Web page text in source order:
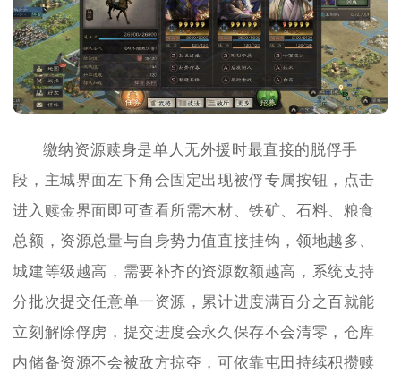
缴纳资源赎身是单人无外援时最直接的脱俘手
段，主城界面左下角会固定出现被俘专属按钮，点击
进入赎金界面即可查看所需木材、铁矿、石料、粮食
总额，资源总量与自身势力值直接挂钩，领地越多、
城建等级越高，需要补齐的资源数额越高，系统支持
分批次提交任意单一资源，累计进度满百分之百就能
立刻解除俘虏，提交进度会永久保存不会清零，仓库
内储备资源不会被敌方掠夺，可依靠屯田持续积攒赎